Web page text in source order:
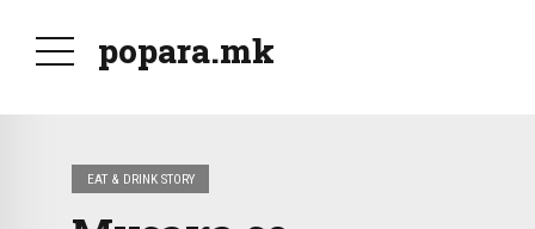
popara.mk
EAT & DRINK STORY